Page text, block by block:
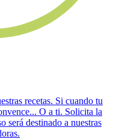
recetas. Si cuando tu
O a ti. Solicita la
será destinado a nuestras